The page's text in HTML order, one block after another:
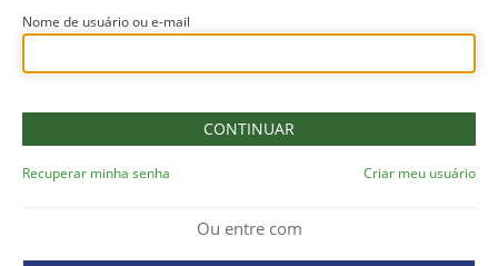
Nome de usuário ou e-mail
Recuperar minha senha Criar meu usuário
Ou entre com